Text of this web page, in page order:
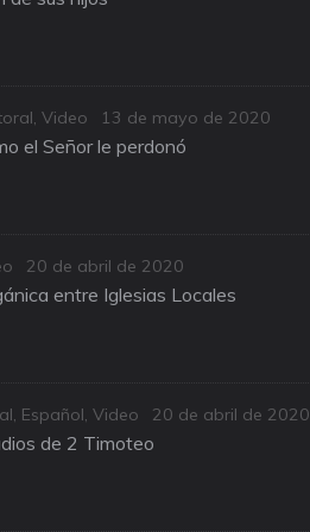
, Video
Posted
on
13 de mayo de 2020
el Señor le perdonó
Posted
on
20 de abril de 2020
entre Iglesias Locales
, Español, Video
Posted
on
20 de abril de 2020
de 2 Timoteo